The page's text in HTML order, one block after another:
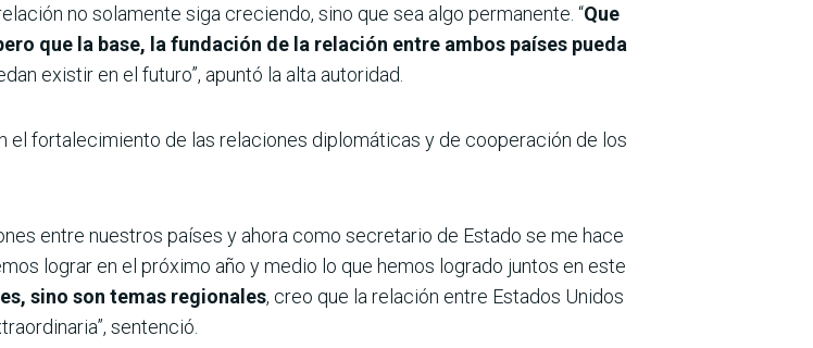
no solamente siga creciendo, sino que sea algo permanente. “Que
que la base, la fundación de la relación entre ambos países pueda
existir en el futuro”, apuntó la alta autoridad.
el fortalecimiento de las relaciones diplomáticas y de cooperación de los
entre nuestros países y ahora como secretario de Estado se me hace
lograr en el próximo año y medio lo que hemos logrado juntos en este
sino son temas regionales, creo que la relación entre Estados Unidos
sentenció.